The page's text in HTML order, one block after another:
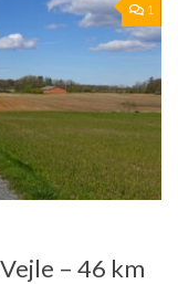
1
– 46 km